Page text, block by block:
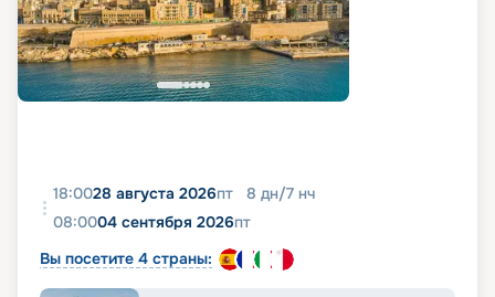
18:0028 августа 2026пт 8 дн/7 нч
08:0004 сентября 2026пт
Вы посетите 4 страны: